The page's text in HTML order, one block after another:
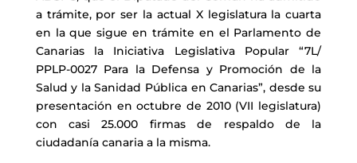
a trámite, por ser la actual X legislatura la cuarta
en la que sigue en trámite en el Parlamento de
Canarias la Iniciativa Legislativa Popular “7L/
PPLP-0027 Para la Defensa y Promoción de la
Salud y la Sanidad Pública en Canarias”, desde su
presentación en octubre de 2010 (VII legislatura)
con casi 25.000 firmas de respaldo de la
ciudadanía canaria a la misma.